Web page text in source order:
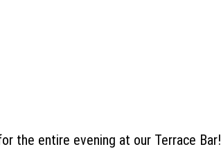
the entire evening at our Terrace Bar!